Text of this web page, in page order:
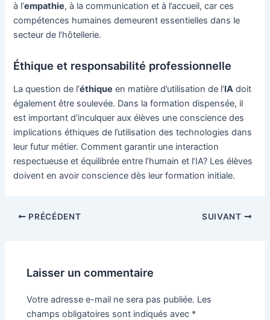
à l’empathie, à la communication et à l’accueil, car ces
compétences humaines demeurent essentielles dans le
secteur de l’hôtellerie.
Éthique et responsabilité professionnelle
La question de l’éthique en matière d’utilisation de l’IA doit
également être soulevée. Dans la formation dispensée, il
est important d’inculquer aux élèves une conscience des
implications éthiques de l’utilisation des technologies dans
leur futur métier. Comment garantir une interaction
respectueuse et équilibrée entre l’humain et l’IA? Les élèves
doivent en avoir conscience dès leur formation initiale.
NavigationPRÉCÉDENT SUIVANT
Laisser un commentaire
Votre adresse e-mail ne sera pas publiée. Les
champs obligatoires sont indiqués avec *